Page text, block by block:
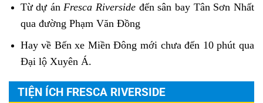
Từ dự ánFresca Riverside đến sân bay Tân Sơn Nhất
qua đường Phạm Văn Đồng
Hay về Bến xe Miền Đông mới chưa đến 10 phút qua
Đại lộ Xuyên Á.
TIỆN ÍCH FRESCA RIVERSIDE